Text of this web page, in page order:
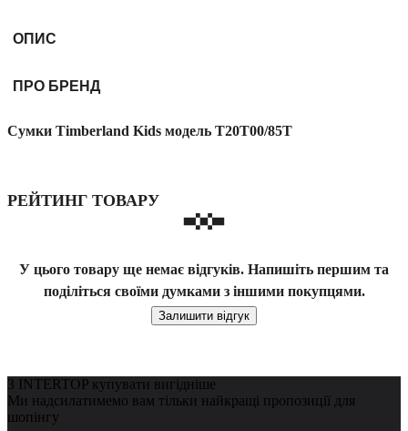
ОПИС
ПРО БРЕНД
Сумки Timberland Kids модель T20T00/85T
РЕЙТИНГ ТОВАРУ
У цього товару ще немає відгуків. Напишіть першим та
поділіться своїми думками з іншими покупцями.
Залишити відгук
З INTERTOP купувати вигідніше
Ми надсилатимемо вам тільки найкращі пропозиції для
шопінгу